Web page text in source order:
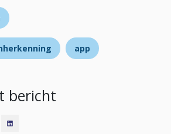
app
bericht